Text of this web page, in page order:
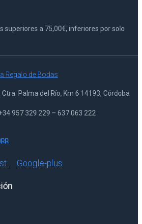
superiores a 75,00€, inferiores por solo
Palma del Río, Km 6 14193, Córdoba
957 329 229 – 637 063 222
Google-plus